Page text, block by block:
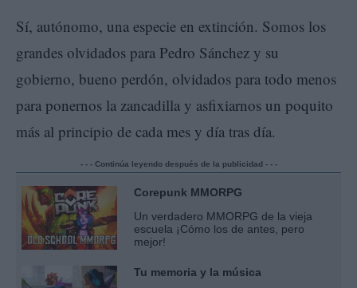
Sí, autónomo, una especie en extinción. Somos los
grandes olvidados para Pedro Sánchez y su
gobierno, bueno perdón, olvidados para todo menos
para ponernos la zancadilla y asfixiarnos un poquito
más al principio de cada mes y día tras día.
- - - Continúa leyendo después de la publicidad - - -
Corepunk MMORPG
Un verdadero MMORPG de la vieja
escuela ¡Cómo los de antes, pero
mejor!
Tu memoria y la música